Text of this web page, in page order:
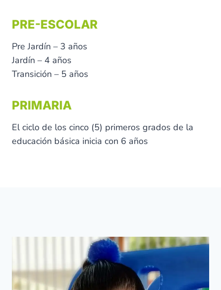
PRE-ESCOLAR
Pre Jardín – 3 años
Jardín – 4 años
Transición – 5 años
PRIMARIA
El ciclo de los cinco (5) primeros grados de la
educación básica inicia con 6 años